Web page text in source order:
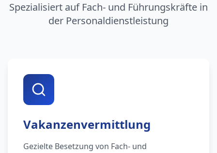
Spezialisiert auf Fach- und Führungskräfte in
der Personaldienstleistung
Vakanzenvermittlung
Gezielte Besetzung von Fach- und